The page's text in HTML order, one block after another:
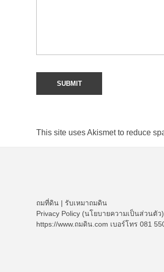
This site uses Akismet to reduce
ถมที่ดิน | รับเหมาถมดิน
Privacy Policy (นโยบายความเป็นส่วนตัว)
https://www.ถมดิน.com เบอร์โทร 081